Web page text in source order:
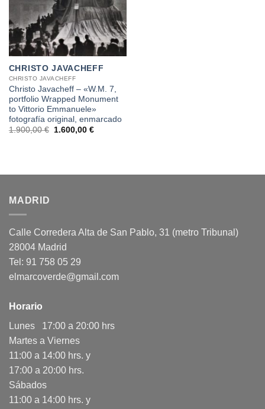
CHRISTO JAVACHEFF
CHRISTO JAVACHEFF
Christo Javacheff – «W.M. 7,
portfolio Wrapped Monument
to Vittorio Emmanuele»
fotografía original, enmarcado
1.900,00€
El
1.600,00 €El
MADRID
Calle Corredera Alta de San Pablo, 31 (metro Tribunal)
28004 Madrid
Tel: 91 758 05 29
elmarcoverde@gmail.com
Horario
Lunes 17:00 a 20:00 hrs
Martes a Viernes
11:00 a 14:00 hrs. y
17:00 a 20:00 hrs.
Sábados
11:00 a 14:00 hrs. y